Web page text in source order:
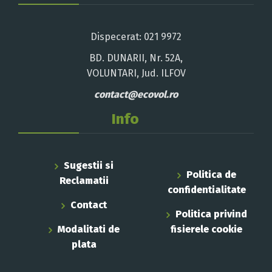
Dispecerat: 021 9972
BD. DUNARII, Nr. 52A,
VOLUNTARI, Jud. ILFOV
contact@ecovol.ro
Info
Sugestii si
Reclamatii
Contact
Modalitati de
plata
Politica de
confidentialitate
Politica privind
fisierele cookie